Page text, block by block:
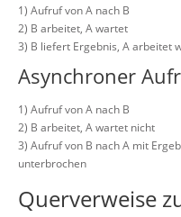
1) Aufruf von A nach B
2) B arbeitet, A wartet
3) B liefert Ergebnis, A arbeitet
Asynchroner
1) Aufruf von A nach B
2) B arbeitet, A wartet nicht
3) Aufruf von B nach A mit
unterbrochen
Querverweise